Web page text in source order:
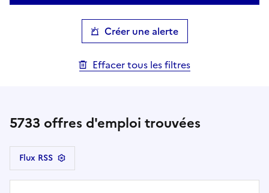
Créer une alerte
Effacer tous les filtres
5733 offres d'emploi trouvées
Flux RSS